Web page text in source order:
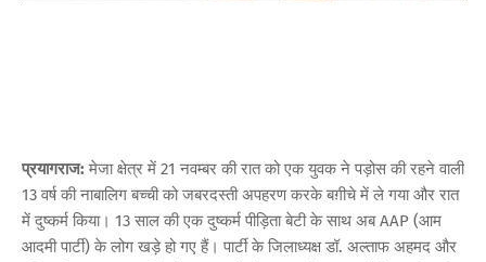
प्रयागराज: मेजा क्षेत्र में 21 नवम्बर की रात को एक युवक ने पड़ोस की रहने वाली
13 वर्ष की नाबालिग बच्ची को जबरदस्ती अपहरण करके बग़ीचे में ले गया और रात
में दुष्कर्म किया। 13 साल की एक दुष्कर्म पीड़िता बेटी के साथ अब AAP (आम
आदमी पार्टी) के लोग खड़े हो गए हैं। पार्टी के जिलाध्यक्ष डॉ. अल्ताफ अहमद और